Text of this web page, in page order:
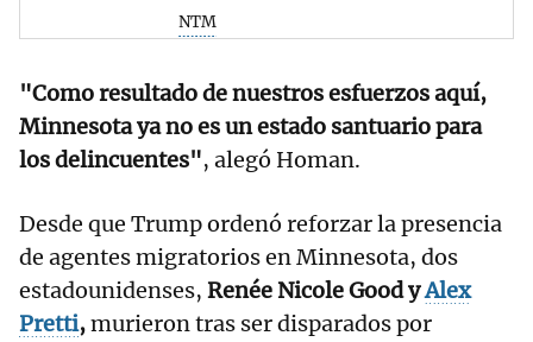
NTM
"Como resultado de nuestros esfuerzos aquí,
Minnesota ya no es un estado santuario para
los delincuentes", alegó Homan.
Desde que Trump ordenó reforzar la presencia
de agentes migratorios en Minnesota, dos
estadounidenses, Renée Nicole Good yAlex
Pretti,murieron tras ser disparados por